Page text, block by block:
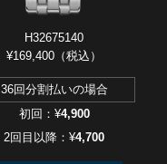
H32675140
¥169,400（税込）
36回分割払いの場合
初回：¥4,900
2回目以降：¥4,700